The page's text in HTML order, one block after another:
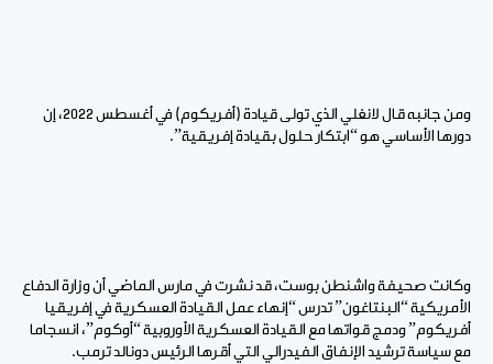
ومن جانبه قال لانغلي الذي تولى قيادة (أفريكوم) في أغسطس 2022، إن
دورها الأساسي هو “ابتكار حلول بقيادة إفريقية”.
وكانت صحيفة واشنطن بوست، قد نشرت في مارس الماضي أن وزارة الدفاع
الأمريكية “البنتاغون” تدرس “إنهاء عمل القيادة العسكرية في إفريقيا
أفريكوم” ودمج قواتها مع القيادة العسكرية الأوروبية “أوكوم”، انسجاما
مع سياسة ترشيد الإنفاق الفيدرالي التي أقرها الرئيس دونالد ترمب.